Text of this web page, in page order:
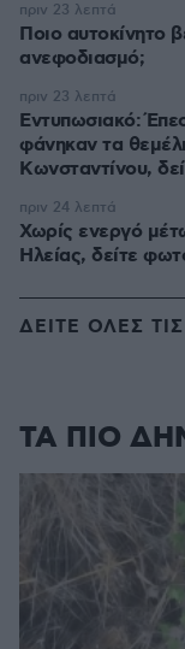
Ποιο αυτοκίνητο
ανεφοδιασμό;
πριν 23 λεπτά
Εντυπωσιακό:
φάνηκαν τα
Κωνσταντίνου,
πριν 23 λεπτά
Χωρίς ενεργό
Ηλείας, δείτε
πριν 24 λεπτά
ΔΕΙΤΕ ΟΛΕΣ
ΤΑ ΠΙΟ